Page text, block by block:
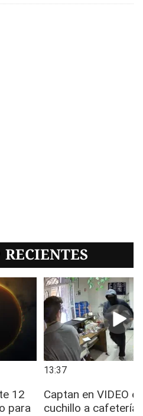
RECIENTES